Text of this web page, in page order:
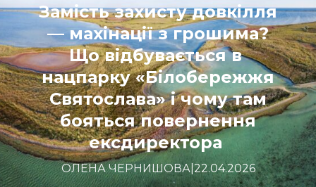
Замість захисту довкілля
— махінації з грошима?
Що відбувається в
нацпарку «Білобережжя
Святослава» і чому там
бояться повернення
ексдиректора
ОЛЕНА ЧЕРНИШОВА |22.04.2026